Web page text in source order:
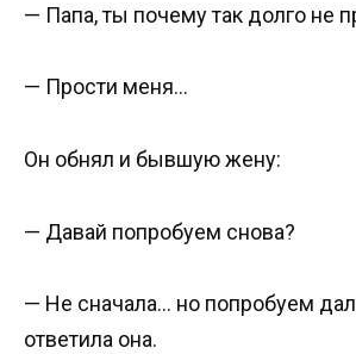
— Папа, ты почему так долго не
— Прости меня…
Он обнял и бывшую жену:
— Давай попробуем снова?
— Не сначала… но попробуем
ответила она.